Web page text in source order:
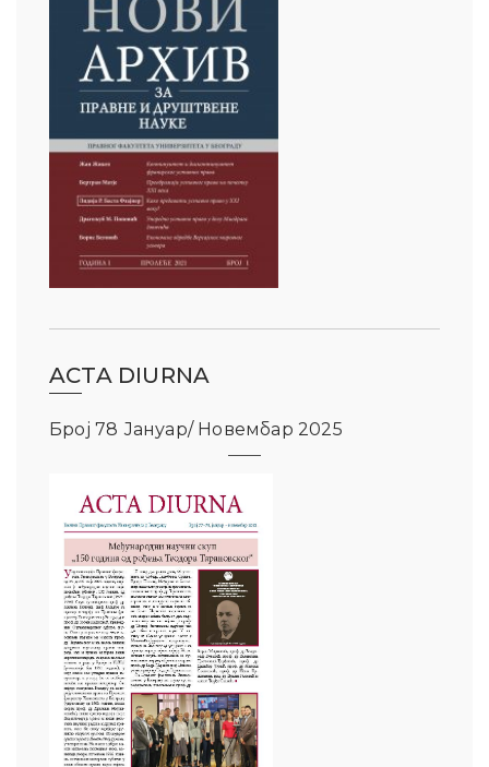
ACTA DIURNA
Број 78 Јануар/ Новембар 2025